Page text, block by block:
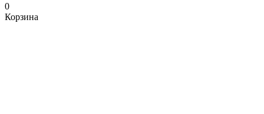
0
Корзина